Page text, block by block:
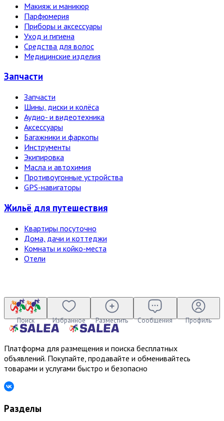
Макияж и маникюр
Парфюмерия
Приборы и аксессуары
Уход и гигиена
Средства для волос
Медицинские изделия
Запчасти
Запчасти
Шины, диски и колёса
Аудио- и видеотехника
Аксессуары
Багажники и фаркопы
Инструменты
Экипировка
Масла и автохимия
Противоугонные устройства
GPS-навигаторы
Жильё для путешествия
Квартиры посуточно
Дома, дачи и коттеджи
Комнаты и койко-места
Отели
Поиск Избранное Разместить Сообщения Профиль
Платформа для размещения и поиска бесплатных
объявлений. Покупайте, продавайте и обменивайтесь
товарами и услугами быстро и безопасно
Разделы